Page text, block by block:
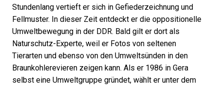
Stundenlang vertieft er sich in Gefiederzeichnung und
Fellmuster. In dieser Zeit entdeckt er die oppositionelle
Umweltbewegung in der DDR. Bald gilt er dort als
Naturschutz-Experte, weil er Fotos von seltenen
Tierarten und ebenso von den Umweltsünden in den
Braunkohlerevieren zeigen kann. Als er 1986 in Gera
selbst eine Umweltgruppe gründet, wählt er unter dem